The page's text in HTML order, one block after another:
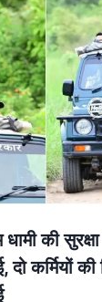
धामी की
कर्मियों की